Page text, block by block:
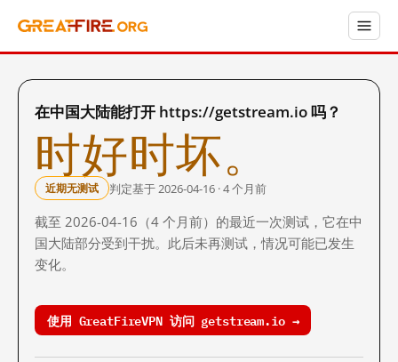
在中国大陆能打开 https://getstream.io 吗？
时好时坏。
近期无测试 判定基于 2026-04-16 · 4 个月前
截至 2026-04-16（4 个月前）的最近一次测试，它在中
国大陆部分受到干扰。此后未再测试，情况可能已发生
变化。
使用 GreatFireVPN 访问 getstream.io →